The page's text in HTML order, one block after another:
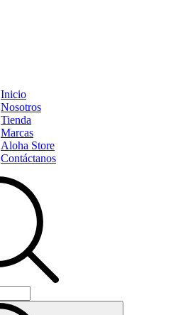
Inicio
Nosotros
Tienda
Marcas
Aloha Store
Contáctanos